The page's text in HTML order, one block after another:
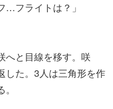
…フライトは？」
へと目線を移す。咲
した。3人は三角形を作